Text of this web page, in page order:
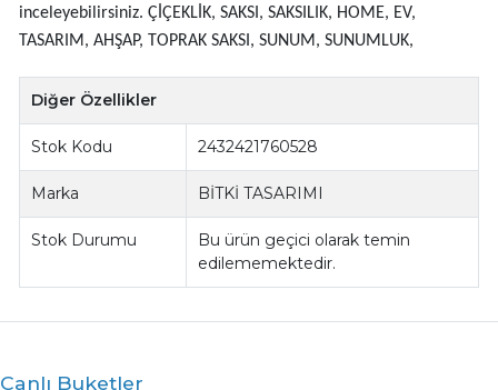
inceleyebilirsiniz. ÇİÇEKLİK, SAKSI, SAKSILIK, HOME, EV,
TASARIM, AHŞAP, TOPRAK SAKSI, SUNUM, SUNUMLUK,
Diğer Özellikler
Stok Kodu 2432421760528
Marka BİTKİ TASARIMI
Stok Durumu
Bu ürün geçici olarak temin
edilememektedir.
Canlı Buketler